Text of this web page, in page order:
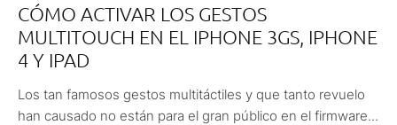
CÓMO ACTIVAR LOS GESTOS
MULTITOUCH EN EL IPHONE 3GS, IPHONE
4 Y IPAD
Los tan famosos gestos multitáctiles y que tanto revuelo
han causado no están para el gran público en el firmware...